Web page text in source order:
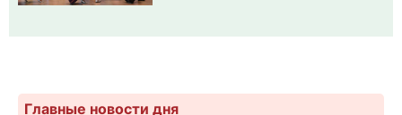
Главные новости дня